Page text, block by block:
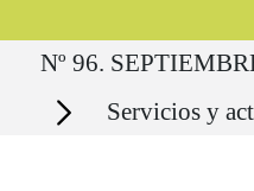
Ruta del sitio
Nº 96.
Secciones Servicios y